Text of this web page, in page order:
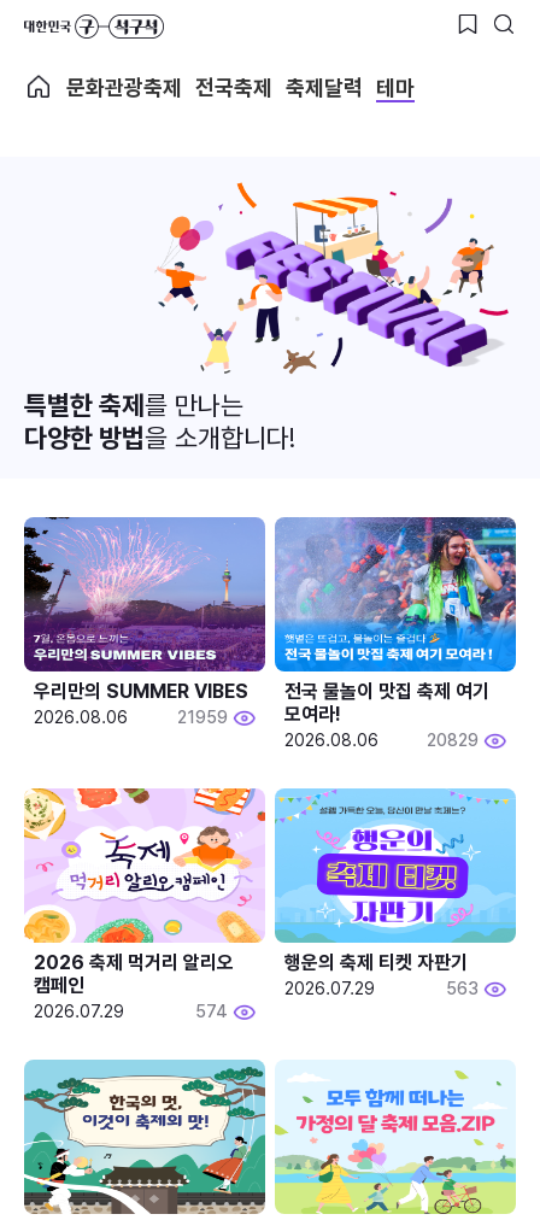
문화관광축제 전국축제 축제달력 테마
특별한 축제를 만나는
다양한 방법을 소개합니다!
우리만의 SUMMER VIBES
2026.08.06 21959
전국 물놀이 맛집 축제 여기
모여라!
2026.08.06 20829
2026 축제 먹거리 알리오
캠페인
2026.07.29 574
행운의 축제 티켓 자판기
2026.07.29 563